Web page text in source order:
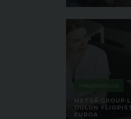
Metsäteollisuus
METSÄ GROUP
OULUN
EUROA